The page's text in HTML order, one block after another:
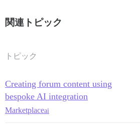
関連トピック
トピック
Creating forum content using
bespoke AI integration
Marketplaceai